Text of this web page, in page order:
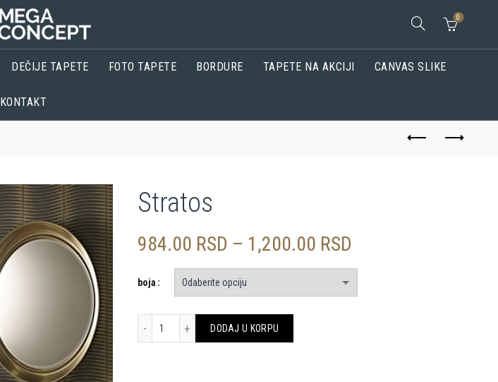
0
DEČIJE TAPETE FOTO TAPETE BORDURE TAPETE NA AKCIJI CANVAS SLIKE
KONTAKT
Stratos
984.00 RSD – 1,200.00 RSD
cena:
boja
DODAJ U KORPU